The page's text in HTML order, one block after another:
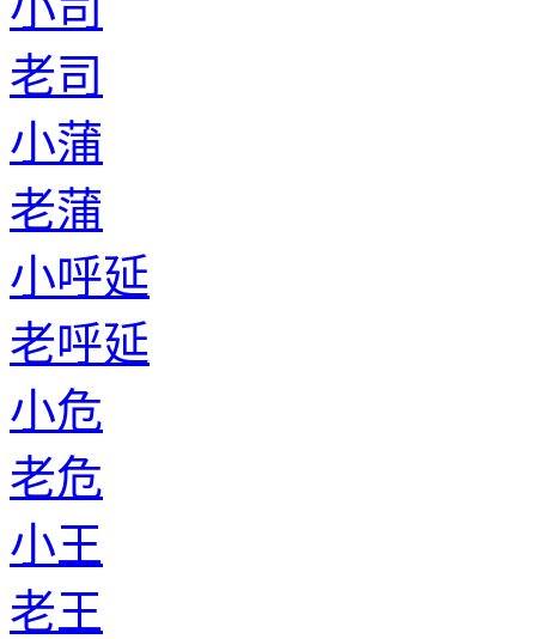
老司
小蒲
老蒲
小呼延
老呼延
小危
老危
小王
老王